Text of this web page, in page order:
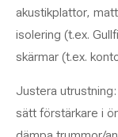
akustikplattor,
isolering (t.ex.
skärmar (t.ex.
Justera utrustning:
sätt förstärkare i